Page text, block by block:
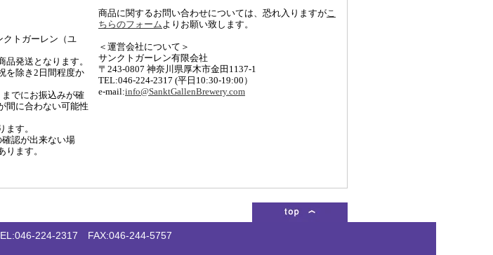
クトガーレン（ユ
品発送となります。
を除き2日間程度か
でにお振込みが確
間に合わない可能性
ます。
確認が出来ない場
ます。
商品に関するお問い合わせについては、恐れ入りますがこ
ちらのフォームよりお願い致します。
＜運営会社について＞
サンクトガーレン有限会社
〒243-0807 神奈川県厚木市金田1137-1
TEL:046-224-2317 (平日10:30-19:00）
e-mail:info@SanktGallenBrewery.com
224-2317 FAX:046-244-5757